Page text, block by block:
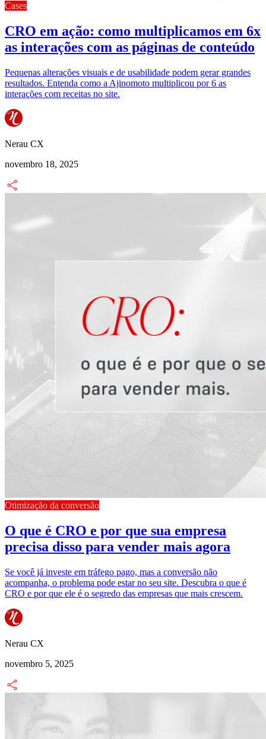
Cases
CRO em ação: como multiplicamos em 6x
as interações com as páginas de conteúdo
Pequenas alterações visuais e de usabilidade podem gerar grandes
resultados. Entenda como a Ajinomoto multiplicou por 6 as
interações com receitas no site.
Nerau CX
novembro 18, 2025
Otimização da conversão
O que é CRO e por que sua empresa
precisa disso para vender mais agora
Se você já investe em tráfego pago, mas a conversão não
acompanha, o problema pode estar no seu site. Descubra o que é
CRO e por que ele é o segredo das empresas que mais crescem.
Nerau CX
novembro 5, 2025